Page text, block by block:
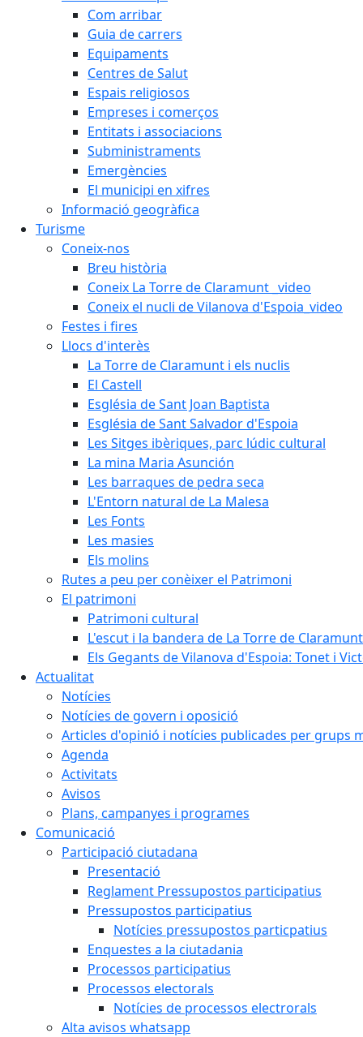
Com arribar
Guia de carrers
Equipaments
Centres de Salut
Espais religiosos
Empreses i comerços
Entitats i associacions
Subministraments
Emergències
El municipi en xifres
Informació geogràfica
Turisme
Coneix-nos
Breu història
Coneix La Torre de Claramunt _video
Coneix el nucli de Vilanova d'Espoia_video
Festes i fires
Llocs d'interès
La Torre de Claramunt i els nuclis
El Castell
Església de Sant Joan Baptista
Església de Sant Salvador d'Espoia
Les Sitges ibèriques, parc lúdic cultural
La mina Maria Asunción
Les barraques de pedra seca
L'Entorn natural de La Malesa
Les Fonts
Les masies
Els molins
Rutes a peu per conèixer el Patrimoni
El patrimoni
Patrimoni cultural
L'escut i la bandera de La Torre de Claramunt
Els Gegants de Vilanova d'Espoia: Tonet i
Actualitat
Notícies
Notícies de govern i oposició
Articles d'opinió i notícies publicades per grups
Agenda
Activitats
Avisos
Plans, campanyes i programes
Comunicació
Participació ciutadana
Presentació
Reglament Pressupostos participatius
Pressupostos participatius
Notícies pressupostos particpatius
Enquestes a la ciutadania
Processos participatius
Processos electorals
Notícies de processos electrorals
Alta avisos whatsapp